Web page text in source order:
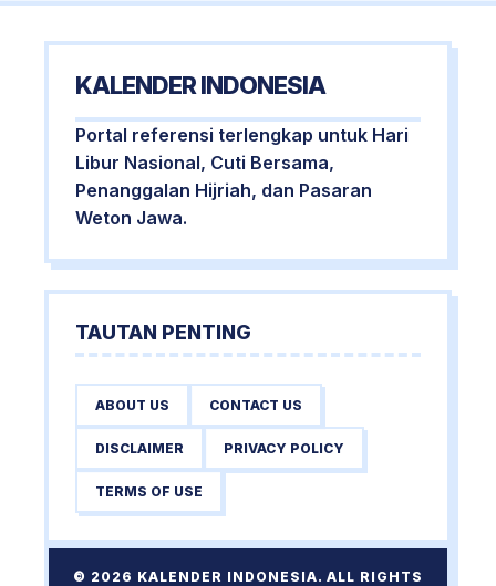
KALENDER INDONESIA
Portal referensi terlengkap untuk Hari
Libur Nasional, Cuti Bersama,
Penanggalan Hijriah, dan Pasaran
Weton Jawa.
TAUTAN PENTING
ABOUT US CONTACT US
DISCLAIMER PRIVACY POLICY
TERMS OF USE
© 2026 KALENDER INDONESIA. ALL RIGHTS